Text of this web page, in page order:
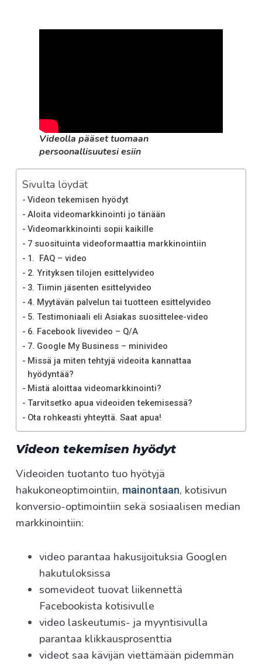
Videolla pääset tuomaan
persoonallisuutesi esiin
Sivulta löydät
Videon tekemisen hyödyt
Aloita videomarkkinointi jo tänään
Videomarkkinointi sopii kaikille
7 suosituinta videoformaattia markkinointiin
1. FAQ – video
2. Yrityksen tilojen esittelyvideo
3. Tiimin jäsenten esittelyvideo
4. Myytävän palvelun tai tuotteen esittelyvideo
5. Testimoniaali eli Asiakas suosittelee-video
6. Facebook livevideo – Q/A
7. Google My Business – minivideo
Missä ja miten tehtyjä videoita kannattaa
hyödyntää?
Mistä aloittaa videomarkkinointi?
Tarvitsetko apua videoiden tekemisessä?
Ota rohkeasti yhteyttä. Saat apua!
Videon tekemisen hyödyt
Videoiden tuotanto tuo hyötyjä
hakukoneoptimointiin, mainontaan, kotisivun
konversio-optimointiin sekä sosiaalisen median
markkinointiin:
video parantaa hakusijoituksia Googlen
hakutuloksissa
somevideot tuovat liikennettä
Facebookista kotisivulle
video laskeutumis- ja myyntisivulla
parantaa klikkausprosenttia
videot saa kävijän viettämään pidemmän